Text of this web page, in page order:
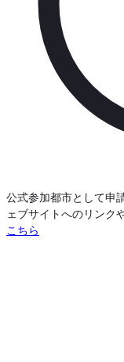
公式参加都市として申
ェブサイトへのリンク
こちら